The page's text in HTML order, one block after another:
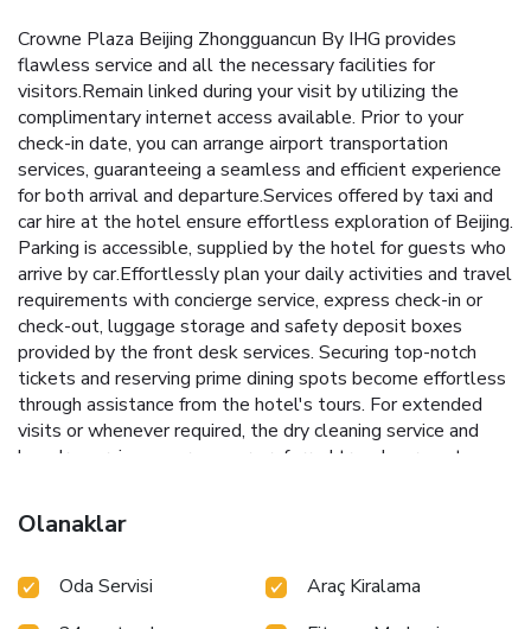
Crowne Plaza Beijing Zhongguancun By IHG provides
flawless service and all the necessary facilities for
visitors.Remain linked during your visit by utilizing the
complimentary internet access available. Prior to your
check-in date, you can arrange airport transportation
services, guaranteeing a seamless and efficient experience
for both arrival and departure.Services offered by taxi and
car hire at the hotel ensure effortless exploration of Beijing.
Parking is accessible, supplied by the hotel for guests who
arrive by car.Effortlessly plan your daily activities and travel
requirements with concierge service, express check-in or
check-out, luggage storage and safety deposit boxes
provided by the front desk services. Securing top-notch
tickets and reserving prime dining spots become effortless
through assistance from the hotel's tours. For extended
visits or whenever required, the dry cleaning service and
laundry service ensures your preferred travel garments
evenings, in-room amenities such as room service and daily
housekeeping enable you to maximize your stay in the
convenience stores can promptly cater to them without
Olanaklar
Oda Servisi
Araç Kiralama